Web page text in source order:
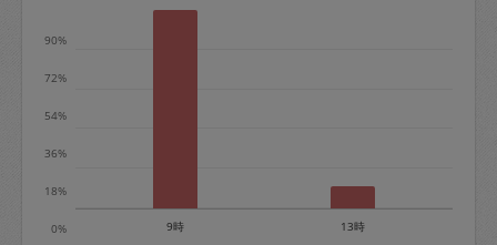
定期依頼1回（3時間）の金額とスポット
0%
18%
36%
54%
72%
90%
9時 13時